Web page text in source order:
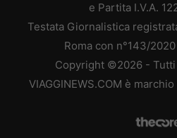
e Partita I.V.A.
Testata Giornalistica
Roma con n°143/
Copyright ©2026 -
VIAGGINEWS.COM è